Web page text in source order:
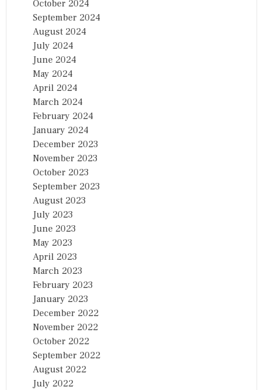
October 2024
September 2024
August 2024
July 2024
June 2024
May 2024
April 2024
March 2024
February 2024
January 2024
December 2023
November 2023
October 2023
September 2023
August 2023
July 2023
June 2023
May 2023
April 2023
March 2023
February 2023
January 2023
December 2022
November 2022
October 2022
September 2022
August 2022
July 2022